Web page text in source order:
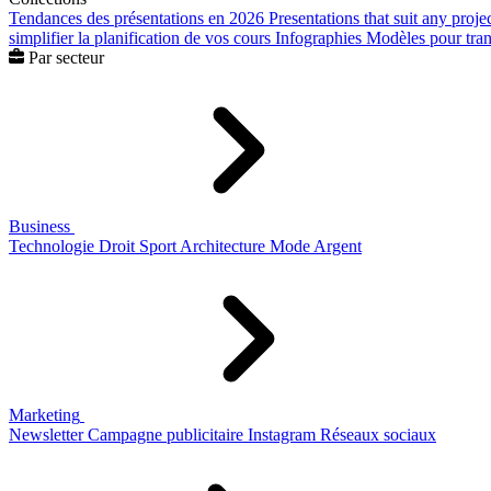
Tendances des présentations en 2026 Presentations that suit any
simplifier la planification de vos cours Infographies Modèles pour
Par secteur
Business
Technologie Droit Sport Architecture Mode Argent
Marketing
Newsletter Campagne publicitaire Instagram Réseaux sociaux